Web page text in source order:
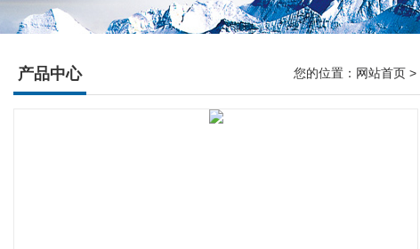
产品中心 您的位置： 网站首页 >